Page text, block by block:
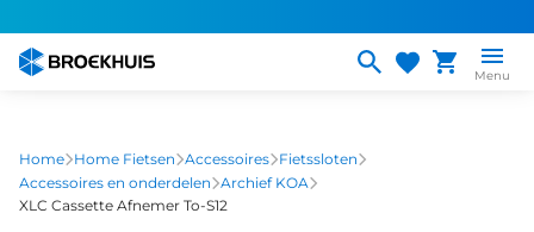
naar
gaan
Menu
Home Home Fietsen Accessoires Fietssloten
Accessoires en onderdelen Archief KOA
XLC Cassette Afnemer To-S12